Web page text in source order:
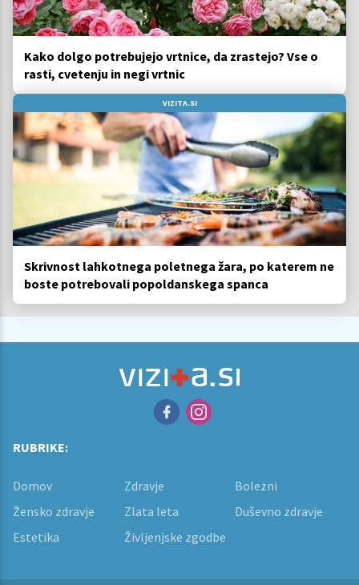
Kako dolgo potrebujejo vrtnice, da zrastejo? Vse o
rasti, cvetenju in negi vrtnic
VIZITA.SI
Skrivnost lahkotnega poletnega žara, po katerem ne
boste potrebovali popoldanskega spanca
RUBRIKE:
Domov Zdravje
Bolezni
Žensko zdravje
Zlata leta
Duševno zdravje
Estetika
Življenjske zgodbe